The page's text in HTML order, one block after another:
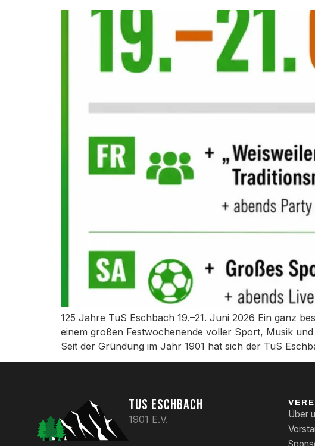
125 Jahre TuS Eschbach 19.–21. Juni 2026 Ein ganz
einem großen Festwochenende voller Sport, Musik und
Seit der Gründung im Jahr 1901 hat sich der TuS
TUS ESCHBACH
1901 E.V.
Über